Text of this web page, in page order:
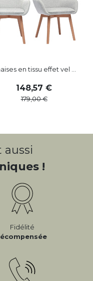
en tissu effet vel ...
148,57
179,00
aussi
!
Fidélité